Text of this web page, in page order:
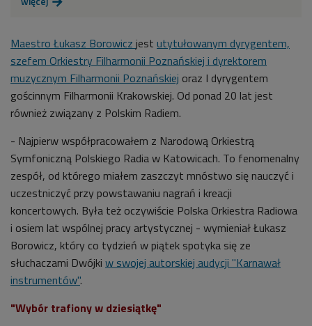
Maestro Łukasz Borowicz jest utytułowanym dyrygentem,
szefem Orkiestry Filharmonii Poznańskiej i dyrektorem
muzycznym Filharmonii Poznańskiej oraz I dyrygentem
gościnnym Filharmonii Krakowskiej. Od ponad 20 lat jest
również związany z Polskim Radiem.
- Najpierw współpracowałem z Narodową Orkiestrą
Symfoniczną Polskiego Radia w Katowicach. To fenomenalny
zespół, od którego miałem zaszczyt mnóstwo się nauczyć i
uczestniczyć przy powstawaniu nagrań i kreacji
koncertowych. Była też oczywiście Polska Orkiestra Radiowa
i osiem lat wspólnej pracy artystycznej - wymieniał Łukasz
Borowicz, który co tydzień w piątek spotyka się ze
słuchaczami Dwójki w swojej autorskiej audycji "Karnawał
instrumentów".
"Wybór trafiony w dziesiątkę"